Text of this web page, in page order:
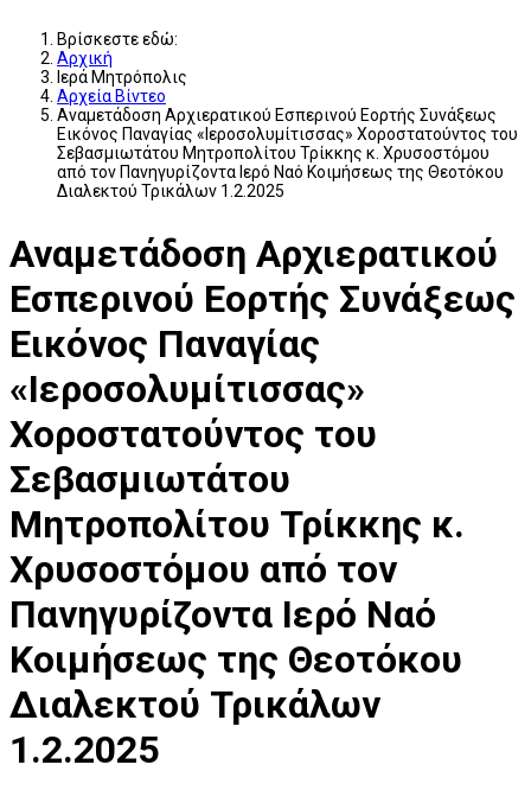
Βρίσκεστε εδώ:
Αρχική
Ιερά Μητρόπολις
Αρχεία Βίντεο
Αναμετάδοση Αρχιερατικού Εσπερινού Εορτής Συνάξεως
Εικόνος Παναγίας «Ιεροσολυμίτισσας» Χοροστατούντος του
Σεβασμιωτάτου Μητροπολίτου Τρίκκης κ. Χρυσοστόμου
από τον Πανηγυρίζοντα Ιερό Ναό Κοιμήσεως της Θεοτόκου
Διαλεκτού Τρικάλων 1.2.2025
Αναμετάδοση Αρχιερατικού
Εσπερινού Εορτής Συνάξεως
Εικόνος Παναγίας
«Ιεροσολυμίτισσας»
Χοροστατούντος του
Σεβασμιωτάτου
Μητροπολίτου Τρίκκης κ.
Χρυσοστόμου από τον
Πανηγυρίζοντα Ιερό Ναό
Κοιμήσεως της Θεοτόκου
Διαλεκτού Τρικάλων
1.2.2025